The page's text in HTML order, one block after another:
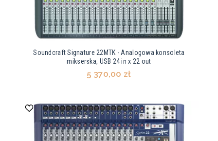
Soundcraft Signature 22MTK - Analogowa konsoleta
mikserska, USB 24 in x 22 out
5 370,00 zł